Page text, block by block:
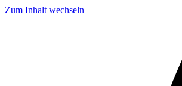
Zum Inhalt wechseln